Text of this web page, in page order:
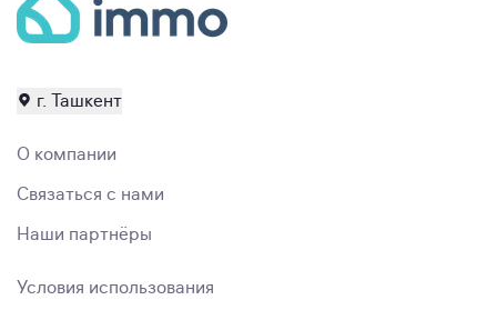
г. Ташкент
О компании
Связаться с нами
Наши партнёры
Условия использования